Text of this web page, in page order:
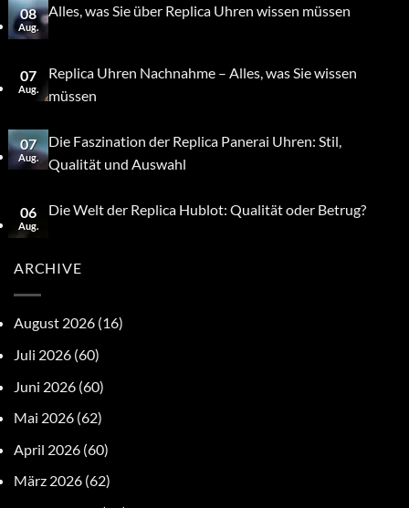
08
Aug.
Alles, was Sie über Replica Uhren wissen müssen
07
Aug.
Replica Uhren Nachnahme – Alles, was Sie wissen
müssen
07
Aug.
Die Faszination der Replica Panerai Uhren: Stil,
Qualität und Auswahl
06
Aug.
Die Welt der Replica Hublot: Qualität oder Betrug?
ARCHIVE
August 2026 (16)
Juli 2026 (60)
Juni 2026 (60)
Mai 2026 (62)
April 2026 (60)
März 2026 (62)